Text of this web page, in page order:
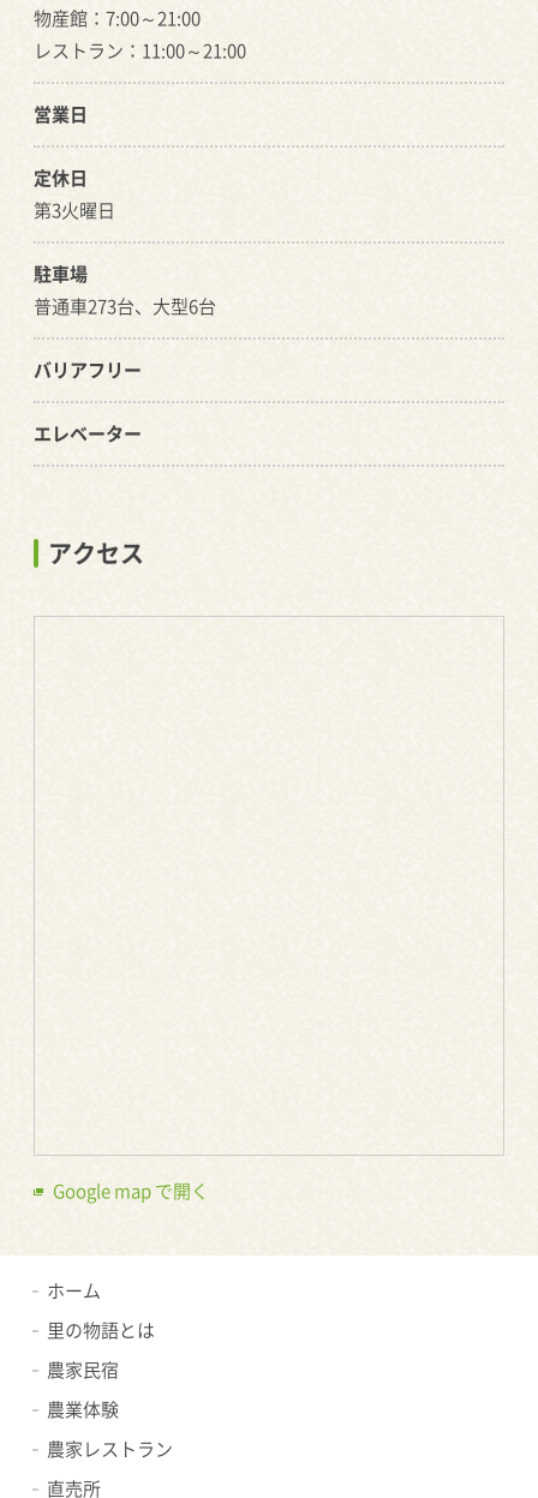
物産館：7:00～21:00
レストラン：11:00～21:00
営業日
定休日
第3火曜日
駐車場
普通車273台、大型6台
バリアフリー
エレベーター
アクセス
Google map で開く
ホーム
里の物語とは
農家民宿
農業体験
農家レストラン
直売所